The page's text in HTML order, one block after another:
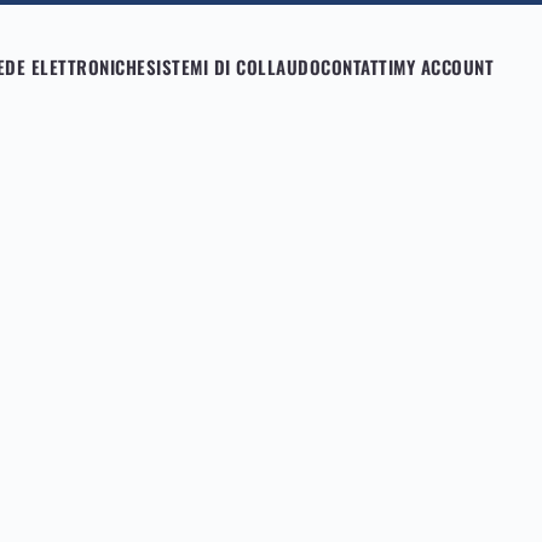
ELETTRONICHESISTEMI DI COLLAUDOCONTATTIMY ACCOUNT